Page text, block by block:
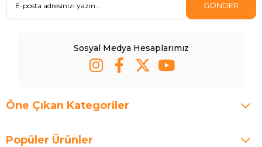
GÖNDER
Sosyal Medya Hesaplarımız
Öne Çıkan Kategoriler
Popüler Ürünler